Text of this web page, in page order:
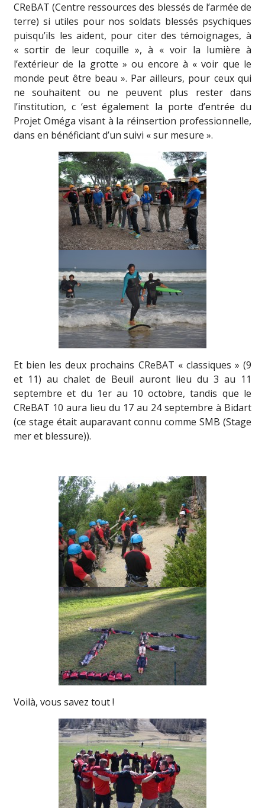
CReBAT (Centre ressources des blessés de l’armée de
terre) si utiles pour nos soldats blessés psychiques
puisqu’ils les aident, pour citer des témoignages, à
« sortir de leur coquille », à « voir la lumière à
l’extérieur de la grotte » ou encore à « voir que le
monde peut être beau ». Par ailleurs, pour ceux qui
ne souhaitent ou ne peuvent plus rester dans
l’institution, c ‘est également la porte d’entrée du
Projet Oméga visant à la réinsertion professionnelle,
dans en bénéficiant d’un suivi « sur mesure ».
Et bien les deux prochains CReBAT « classiques » (9
et 11) au chalet de Beuil auront lieu du 3 au 11
septembre et du 1er au 10 octobre, tandis que le
CReBAT 10 aura lieu du 17 au 24 septembre à Bidart
(ce stage était auparavant connu comme SMB (Stage
mer et blessure)).
Voilà, vous savez tout !